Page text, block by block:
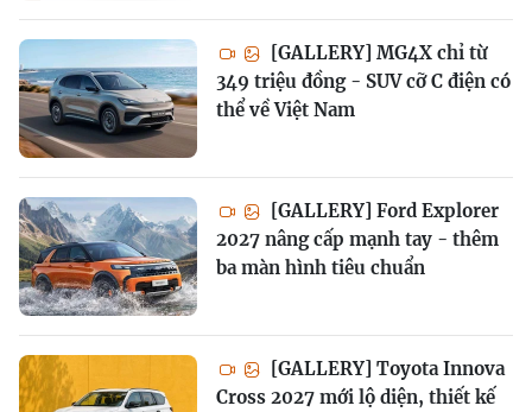
[GALLERY] MG4X chỉ từ
349 triệu đồng - SUV cỡ C điện có
thể về Việt Nam
[GALLERY] Ford Explorer
2027 nâng cấp mạnh tay - thêm
ba màn hình tiêu chuẩn
[GALLERY] Toyota Innova
Cross 2027 mới lộ diện, thiết kế